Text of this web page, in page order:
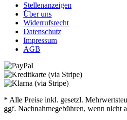
Stellenanzeigen
Über uns
Widerrufsrecht
Datenschutz
Impressum
AGB
* Alle Preise inkl. gesetzl.
ggf. Nachnahmegebühren, wenn nicht